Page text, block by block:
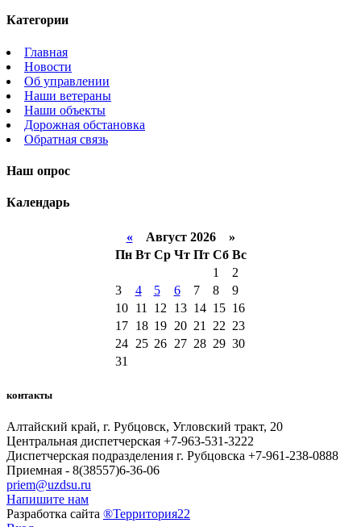
Категории
Главная
Новости
Об управлении
Наши ветераны
Наши объекты
Дорожная обстановка
Обратная связь
Наш опрос
Календарь
«Август 2026 »
Пн Вт Ср Чт Пт Сб Вс
1
2
3
4 5 6 7 8
9
10
11 12 13 14 15 16
17
18 19 20 21 22 23
24
25 26 27 28 29 30
31
контакты
Алтайский край, г. Рубцовск, Угловский тракт, 20
Центральная диспетчерская +7-963-531-3222
Диспетчерская подразделения г. Рубцовска +7-961-238-0888
Приемная - 8(38557)6-36-06
priem@uzdsu.ru
Напишите нам
Разработка сайта ®Территория22